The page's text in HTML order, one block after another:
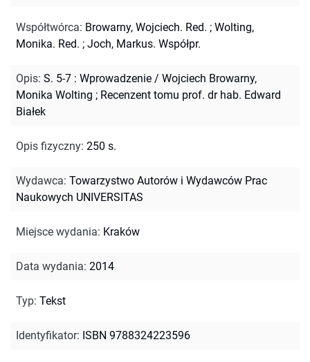
Współtwórca: Browarny, Wojciech. Red. ; Wolting,
Monika. Red. ; Joch, Markus. Współpr.
Opis: S. 5-7 : Wprowadzenie / Wojciech Browarny,
Monika Wolting ; Recenzent tomu prof. dr hab. Edward
Białek
Opis fizyczny: 250 s.
Wydawca: Towarzystwo Autorów i Wydawców Prac
Naukowych UNIVERSITAS
Miejsce wydania: Kraków
Data wydania: 2014
Typ: Tekst
Identyfikator: ISBN 9788324223596